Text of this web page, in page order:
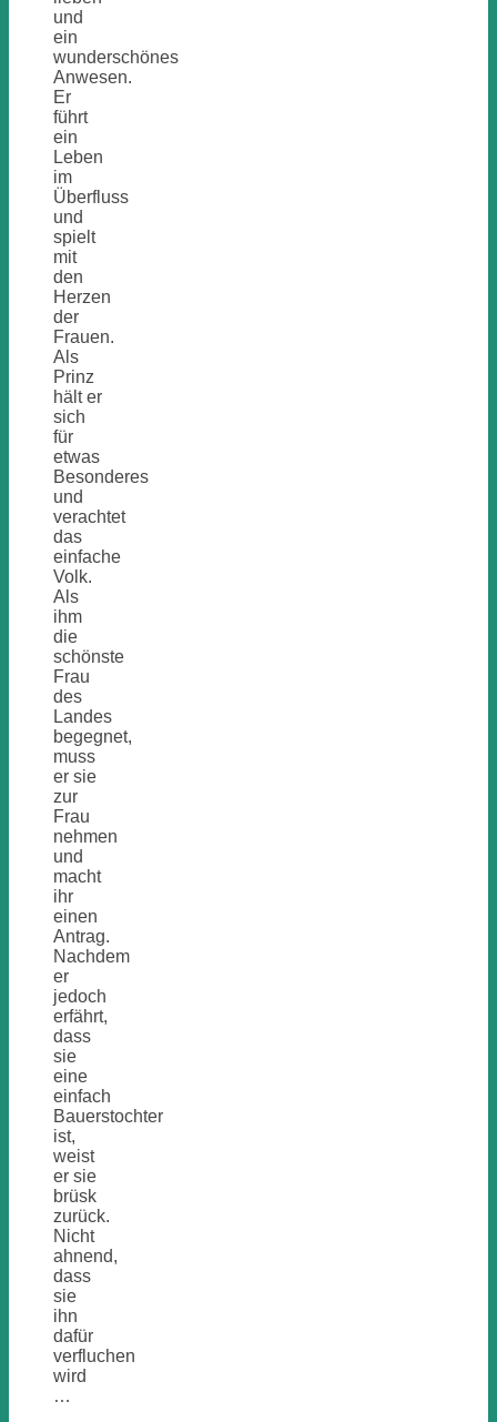
und
ein
wunderschönes
Anwesen.
Er
führt
ein
Leben
im
Überfluss
und
spielt
mit
den
Herzen
der
Frauen.
Als
Prinz
hält er
sich
für
etwas
Besonderes
und
verachtet
das
einfache
Volk.
Als
ihm
die
schönste
Frau
des
Landes
begegnet,
muss
er sie
zur
Frau
nehmen
und
macht
ihr
einen
Antrag.
Nachdem
er
jedoch
erfährt,
dass
sie
eine
einfach
Bauerstochter
ist,
weist
er sie
brüsk
zurück.
Nicht
ahnend,
dass
sie
ihn
dafür
verfluchen
wird
…